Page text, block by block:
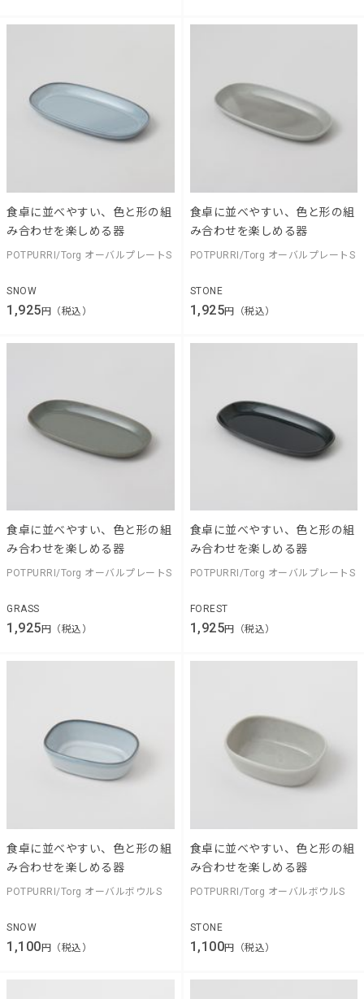
食卓に並べやすい、色と形の組
み合わせを楽しめる器
POTPURRI/Torg オーバルプレートS
SNOW
1,925円（税込）
食卓に並べやすい、色と形の組
み合わせを楽しめる器
POTPURRI/Torg オーバルプレートS
STONE
1,925円（税込）
食卓に並べやすい、色と形の組
み合わせを楽しめる器
POTPURRI/Torg オーバルプレートS
GRASS
1,925 円（税込）
食卓に並べやすい、色と形の組
み合わせを楽しめる器
POTPURRI/Torg オーバルプレートS
FOREST
1,925円（税込）
食卓に並べやすい、色と形の組
み合わせを楽しめる器
POTPURRI/Torg オーバルボウルS
SNOW
1,100円（税込）
食卓に並べやすい、色と形の組
み合わせを楽しめる器
POTPURRI/Torg オーバルボウルS
STONE
1,100円（税込）